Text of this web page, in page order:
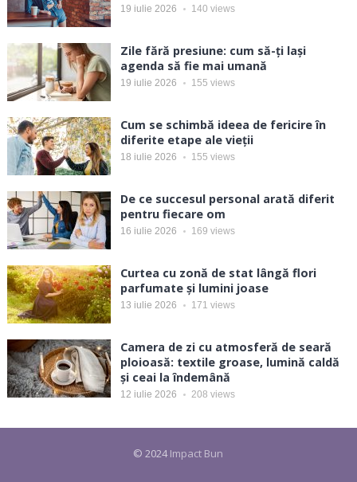
19 iulie 2026 140 views
Zile fără presiune: cum să-ți lași
agenda să fie mai umană
19 iulie 2026 155 views
Cum se schimbă ideea de fericire în
diferite etape ale vieții
18 iulie 2026 155 views
De ce succesul personal arată diferit
pentru fiecare om
16 iulie 2026 169 views
Curtea cu zonă de stat lângă flori
parfumate și lumini joase
13 iulie 2026 171 views
Camera de zi cu atmosferă de seară
ploioasă: textile groase, lumină caldă
și ceai la îndemână
12 iulie 2026 208 views
© 2024Impact Bun